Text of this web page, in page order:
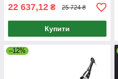
22 637,12 ₴ 25 724 ₴
Купити
–12%